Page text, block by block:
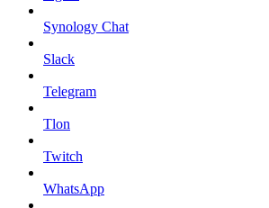
Synology Chat
Slack
Telegram
Tlon
Twitch
WhatsApp